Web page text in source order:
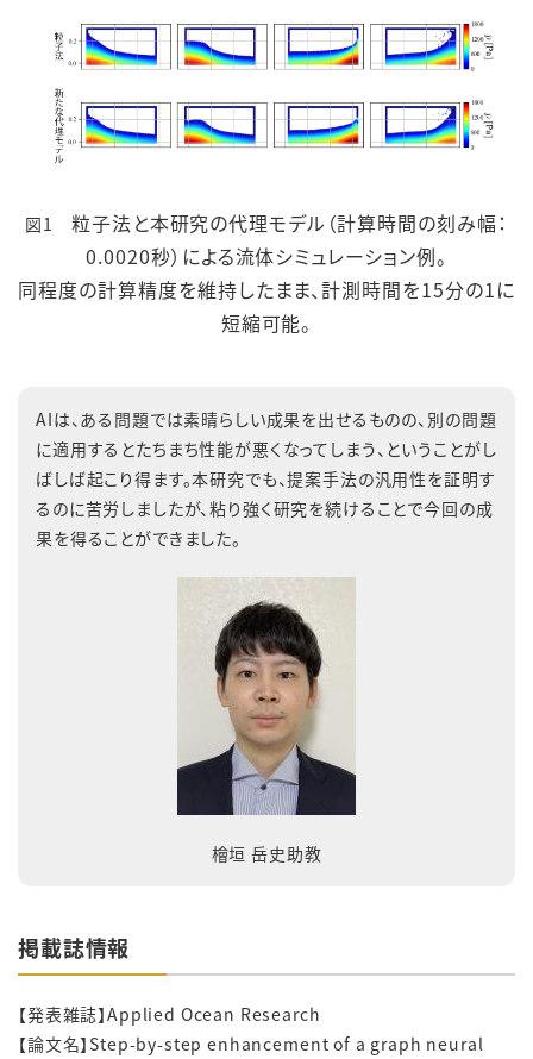
図1 粒子法と本研究の代理モデル（計算時間の刻み幅：
0.0020秒）による流体シミュレーション例。
同程度の計算精度を維持したまま、計測時間を15分の1に
短縮可能。
AIは、ある問題では素晴らしい成果を出せるものの、別の問題
に適用するとたちまち性能が悪くなってしまう、ということがし
ばしば起こり得ます。本研究でも、提案手法の汎用性を証明す
るのに苦労しましたが、粘り強く研究を続けることで今回の成
果を得ることができました。
檜垣 岳史助教
掲載誌情報
【発表雑誌】Applied Ocean Research
【論文名】Step-by-step enhancement of a graph neural